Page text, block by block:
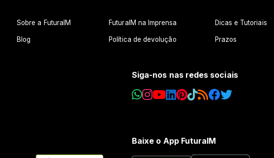
Sobre a FuturaIM FuturaIM na Imprensa Dicas e Tutoriais
Blog Política de devolução Prazos
Siga-nos nas redes sociais
Baixe o App FuturaIM